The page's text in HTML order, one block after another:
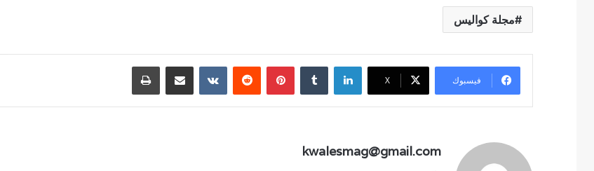
مجلة كواليس
فيسبوك ‫X
لينكدإن بينتيريست مشاركة عبر البريد طباعة
kwalesmag@gmail.com